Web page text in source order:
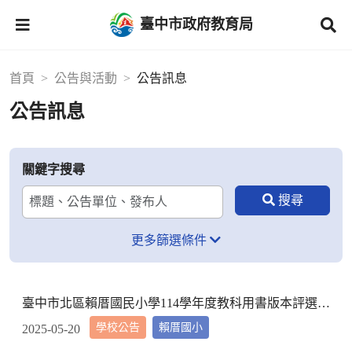
臺中市政府教育局
首頁 公告與活動 公告訊息
公告訊息
關鍵字搜尋
更多篩選條件
學校公告
臺中市北區賴厝國民小學114學年度教科用書版本評選結果公告
賴厝國小
2025-05-20